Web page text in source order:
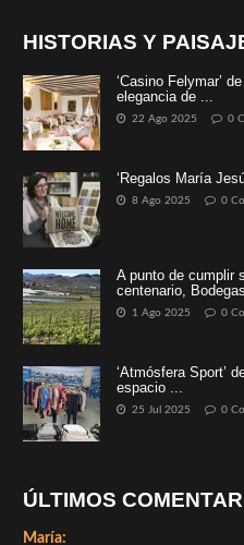
HISTORIAS Y
‘Casino Felymar’
elegancia de ...
22 Ago 2025 0
‘Regalos María
8 Ago 2025 0
A punto de cumplir
centenario, Bodegas
1 Ago 2025 0
‘Atmósfera Sport’
espacio ...
25 Jul 2025 0
ÚLTIMOS
María: